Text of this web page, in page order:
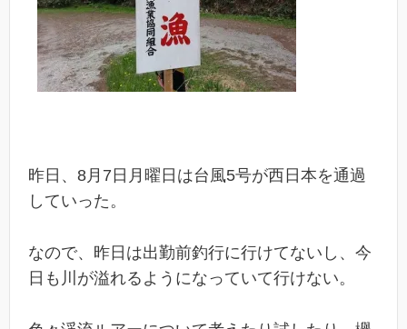
昨日、8月7日月曜日は台風5号が西日本を通過
していった。
なので、昨日は出勤前釣行に行けてないし、今
日も川が溢れるようになっていて行けない。